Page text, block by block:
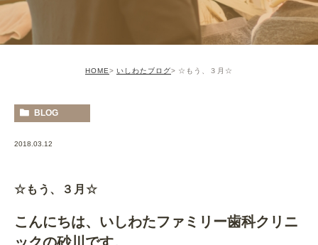
HOME いしわたブログ ☆もう、３月☆
BLOG
2018.03.12
☆もう、３月☆
こんにちは、いしわたファミリー歯科クリニ